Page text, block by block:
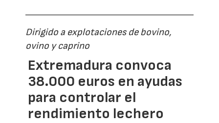
Dirigido a explotaciones de bovino,
ovino y caprino
Extremadura convoca
38.000 euros en ayudas
para controlar el
rendimiento lechero